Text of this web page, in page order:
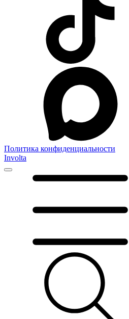
Политика конфиденциальности
Involta